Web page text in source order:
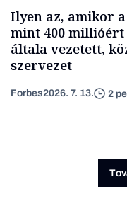
Ilyen az, amikor
mint 400 millióért
általa vezetett,
szervezet
Forbes2026. 7. 13. 2